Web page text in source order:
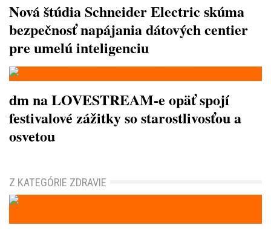
Nová štúdia Schneider Electric skúma
bezpečnosť napájania dátových centier
pre umelú inteligenciu
dm na LOVESTREAM-e opäť spojí
festivalové zážitky so starostlivosťou a
osvetou
Z KATEGÓRIE ZDRAVIE